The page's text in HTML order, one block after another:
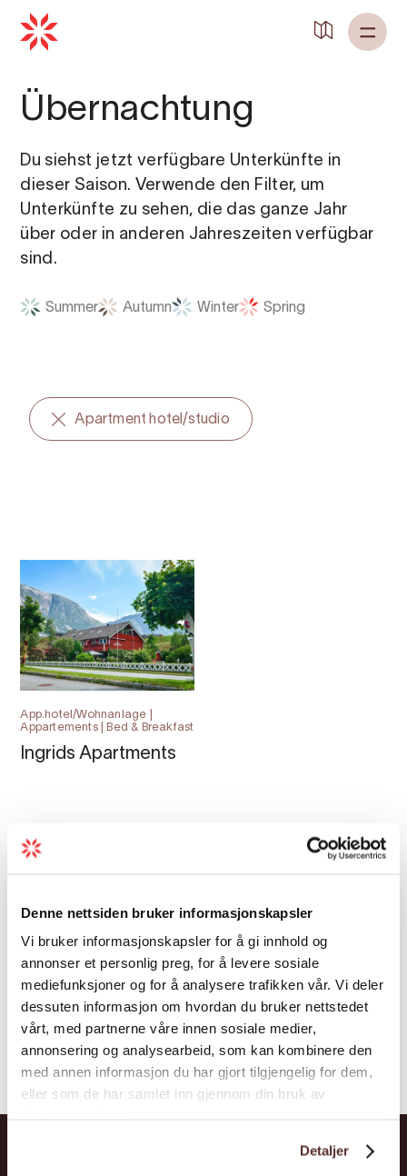
Denne nettsiden bruker informasjonskapsler
Vi bruker informasjonskapsler for å gi innhold og
annonser et personlig preg, for å levere sosiale
mediefunksjoner og for å analysere trafikken vår. Vi deler
dessuten informasjon om hvordan du bruker nettstedet
vårt, med partnerne våre innen sosiale medier,
annonsering og analysearbeid, som kan kombinere den
med annen informasjon du har gjort tilgjengelig for dem,
eller som de har samlet inn gjennom din bruk av
Detaljer
Übernachtung
Du siehst jetzt verfügbare Unterkünfte in
dieser Saison. Verwende den Filter, um
Unterkünfte zu sehen, die das ganze Jahr
über oder in anderen Jahreszeiten verfügbar
sind.
Summer Autumn Winter Spring
Apartment hotel/studio
App.hotel/Wohnanlage |
Appartements | Bed & Breakfast
Ingrids Apartments